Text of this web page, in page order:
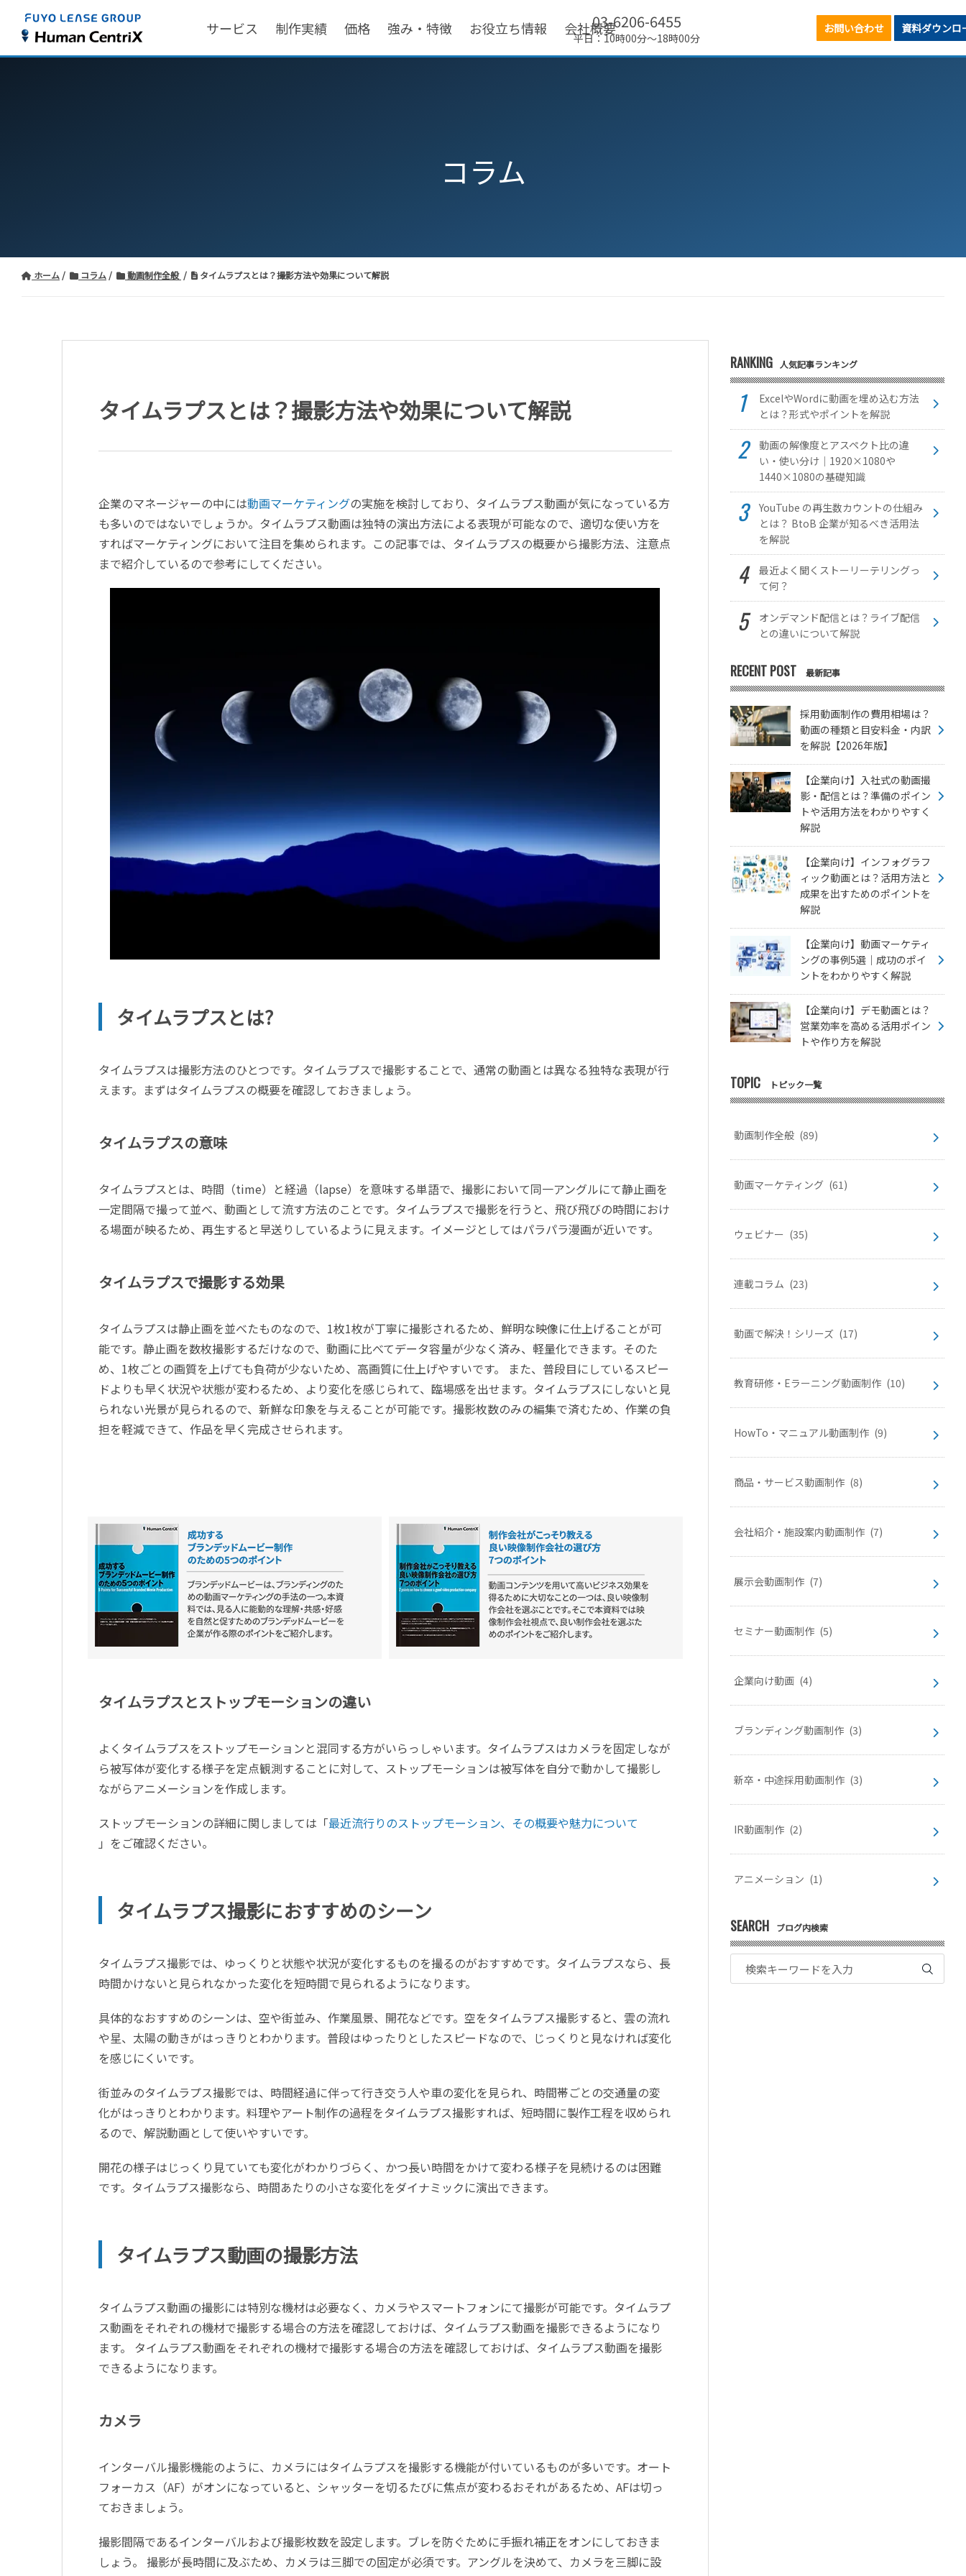
サービス 制作実績 価格 強み・特徴 お役立ち情報 会社概要03-6206-6455
平日：10時00分～18時00分
お問い合わせ 資料ダウンロ
コラム
ホーム コラム 動画制作全般 タイムラプスとは？撮影方法や効果について解説
タイムラプスとは？撮影方法や効果について解説
企業のマネージャーの中には動画マーケティングの実施を検討しており、タイムラプス動画が気になっている方
も多いのではないでしょうか。タイムラプス動画は独特の演出方法による表現が可能なので、適切な使い方を
すればマーケティングにおいて注目を集められます。この記事では、タイムラプスの概要から撮影方法、注意点
まで紹介しているので参考にしてください。
タイムラプスとは?
タイムラプスは撮影方法のひとつです。タイムラプスで撮影することで、通常の動画とは異なる独特な表現が行
えます。まずはタイムラプスの概要を確認しておきましょう。
タイムラプスの意味
タイムラプスとは、時間（time）と経過（lapse）を意味する単語で、撮影において同一アングルにて静止画を
一定間隔で撮って並べ、動画として流す方法のことです。タイムラプスで撮影を行うと、飛び飛びの時間におけ
る場面が映るため、再生すると早送りしているように見えます。イメージとしてはパラパラ漫画が近いです。
タイムラプスで撮影する効果
タイムラプスは静止画を並べたものなので、1枚1枚が丁寧に撮影されるため、鮮明な映像に仕上げることが可
能です。静止画を数枚撮影するだけなので、動画に比べてデータ容量が少なく済み、軽量化できます。そのた
め、1枚ごとの画質を上げても負荷が少ないため、高画質に仕上げやすいです。 また、普段目にしているスピー
ドよりも早く状況や状態が変わるため、より変化を感じられて、臨場感を出せます。タイムラプスにしないと見
られない光景が見られるので、新鮮な印象を与えることが可能です。撮影枚数のみの編集で済むため、作業の負
担を軽減できて、作品を早く完成させられます。
タイムラプスとストップモーションの違い
よくタイムラプスをストップモーションと混同する方がいらっしゃいます。タイムラプスはカメラを固定しなが
ら被写体が変化する様子を定点観測することに対して、ストップモーションは被写体を自分で動かして撮影し
ながらアニメーションを作成します。
ストップモーションの詳細に関しましては「最近流行りのストップモーション、その概要や魅力について
」をご確認ください。
タイムラプス撮影におすすめのシーン
タイムラプス撮影では、ゆっくりと状態や状況が変化するものを撮るのがおすすめです。タイムラプスなら、長
時間かけないと見られなかった変化を短時間で見られるようになります。
具体的なおすすめのシーンは、空や街並み、作業風景、開花などです。空をタイムラプス撮影すると、雲の流れ
や星、太陽の動きがはっきりとわかります。普段はゆったりとしたスピードなので、じっくりと見なければ変化
を感じにくいです。
街並みのタイムラプス撮影では、時間経過に伴って行き交う人や車の変化を見られ、時間帯ごとの交通量の変
化がはっきりとわかります。料理やアート制作の過程をタイムラプス撮影すれば、短時間に製作工程を収められ
るので、解説動画として使いやすいです。
開花の様子はじっくり見ていても変化がわかりづらく、かつ長い時間をかけて変わる様子を見続けるのは困難
です。タイムラプス撮影なら、時間あたりの小さな変化をダイナミックに演出できます。
タイムラプス動画の撮影方法
タイムラプス動画の撮影には特別な機材は必要なく、カメラやスマートフォンにて撮影が可能です。タイムラプ
ス動画をそれぞれの機材で撮影する場合の方法を確認しておけば、タイムラプス動画を撮影できるようになり
ます。 タイムラプス動画をそれぞれの機材で撮影する場合の方法を確認しておけば、タイムラプス動画を撮影
できるようになります。
カメラ
インターバル撮影機能のように、カメラにはタイムラプスを撮影する機能が付いているものが多いです。オート
フォーカス（AF）がオンになっていると、シャッターを切るたびに焦点が変わるおそれがあるため、AFは切っ
ておきましょう。
撮影間隔であるインターバルおよび撮影枚数を設定します。ブレを防ぐために手振れ補正をオンにしておきま
しょう。 撮影が長時間に及ぶため、カメラは三脚での固定が必須です。アングルを決めて、カメラを三脚に設
RANKING 人気記事ランキング
ExcelやWordに動画を埋め込む方法
とは？形式やポイントを解説
動画の解像度とアスペクト比の違
い・使い分け｜1920×1080や
1440×1080の基礎知識
YouTube の再生数カウントの仕組み
とは？ BtoB 企業が知るべき活用法
を解説
最近よく聞くストーリーテリングっ
て何？
オンデマンド配信とは？ライブ配信
との違いについて解説
RECENT POST 最新記事
採用動画制作の費用相場は？
動画の種類と目安料金・内訳
を解説【2026年版】
【企業向け】入社式の動画撮
影・配信とは？準備のポイン
トや活用方法をわかりやすく
解説
【企業向け】インフォグラフ
ィック動画とは？活用方法と
成果を出すためのポイントを
解説
【企業向け】動画マーケティ
ングの事例5選｜成功のポイ
ントをわかりやすく解説
【企業向け】デモ動画とは？
営業効率を高める活用ポイン
トや作り方を解説
TOPIC トピック一覧
動画制作全般 (89)
動画マーケティング (61)
ウェビナー (35)
連載コラム (23)
動画で解決！シリーズ (17)
教育研修・Eラーニング動画制作 (10)
HowTo・マニュアル動画制作 (9)
商品・サービス動画制作 (8)
会社紹介・施設案内動画制作 (7)
展示会動画制作 (7)
セミナー動画制作 (5)
企業向け動画 (4)
ブランディング動画制作 (3)
新卒・中途採用動画制作 (3)
IR動画制作 (2)
アニメーション (1)
SEARCH ブログ内検索